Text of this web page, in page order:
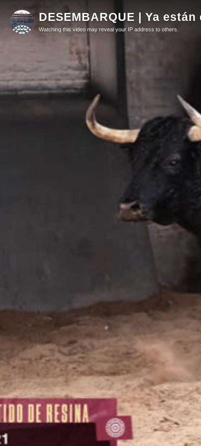
DESEMBARQUE | Ya
Watching this video may reveal your IP address to others.